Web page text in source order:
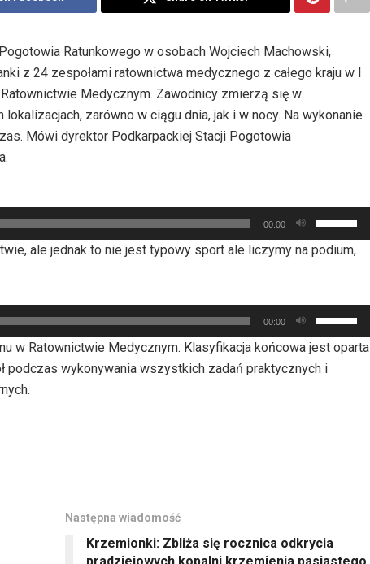
Ratunkowego w osobach Wojciech Machowski,
z 24 zespołami ratownictwa medycznego z całego kraju w I
Medycznym. Zawodnicy zmierzą się w
zarówno w ciągu dnia, jak i w nocy. Na wykonanie
Mówi dyrektor Podkarpackiej Stacji Pogotowia
00:00
strzałek
do
do
dołu
aby
ale jednak to nie jest typowy sport ale liczymy na podium,
00:00
strzałek
do
góry
głośność.
w Ratownictwie Medycznym. Klasyfikacja końcowa jest oparta
podczas wykonywania wszystkich zadań praktycznych i
Następna wiadomość
Krzemionki: Zbliża się rocznica odkrycia